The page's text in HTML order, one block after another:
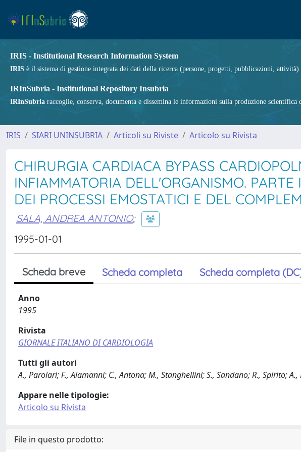
IRIS - Institutional Research Information System
IRIS è il sistema di gestione integrata dei dati della ricerca (persone, progetti, pubblicazioni,
IRInSubria - Institutional Repository Insubria
IRInSubria raccoglie, conserva, documenta e dissemina le informazioni sulla produzione
IRIS SIARI UNINSUBRIA Articoli su Riviste Articolo su Rivista
CHIRURGIA CARDIACA BYPASS
INFIAMMATORIA DELL'ORGANISMO.
DEI PROCESSI EMOSTATICI E DEL
SALA, ANDREA ANTONIO;
1995-01-01
Scheda breve Scheda completa Scheda completa
Anno
1995
Rivista
GIORNALE ITALIANO DI CARDIOLOGIA
Tutti gli autori
A., Parolari; F., Alamanni; C., Antona; M., Stanghellini; S., Sandano; R., Spirito; A.,
Appare nelle tipologie:
Articolo su Rivista
File in questo prodotto: